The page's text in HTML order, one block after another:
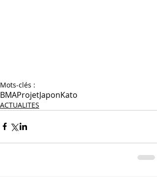
Mots-clés :
BMAProjetJaponKato
ACTUALITES